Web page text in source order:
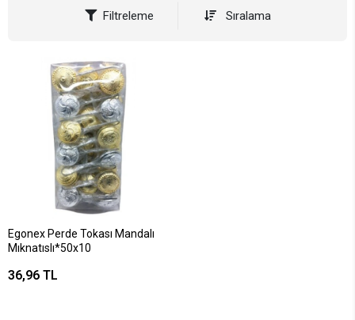
Filtreleme Sıralama
Egonex Perde Tokası Mandalı
Mıknatıslı*50x10
36,96 TL